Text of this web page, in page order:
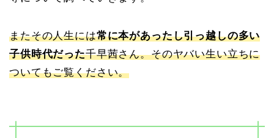
またその人生には常に本があったし引っ越しの多い
子供時代だった千早茜さん。そのヤバい生い立ちに
ついてもご覧ください。